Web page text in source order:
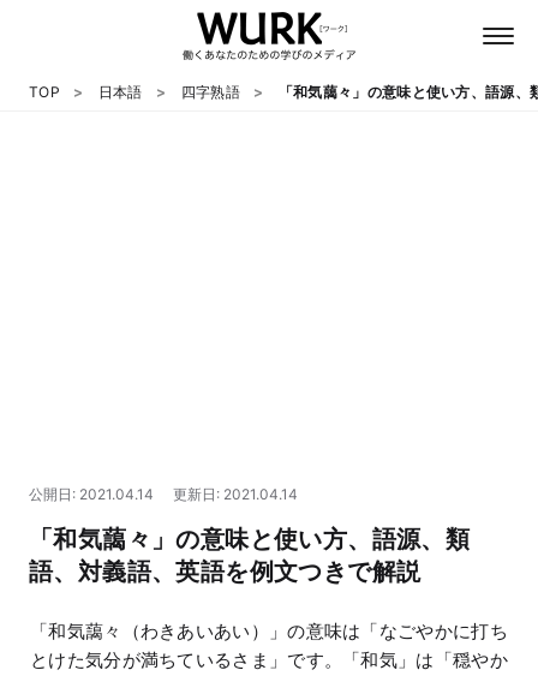
マネー
TOP 日本語 四字熟語 「和気藹々」の意味と使い方、語源
公開日: 2021.04.14 更新日: 2021.04.14
「和気藹々」の意味と使い方、語源、類
語、対義語、英語を例文つきで解説
「和気藹々（わきあいあい）」の意味は「なごやかに打ち
とけた気分が満ちているさま」です。「和気」は「穏やか